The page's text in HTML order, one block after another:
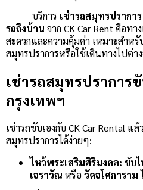
บริการ เช่ารถสมุทรปรากา
รถถึงบ้าน จาก CK Car Rent คือท
สะดวกและความคุ้มค่า เหมาะสำห
สมุทรปราการหรือใช้เดินทางไปต่า
เช่ารถสมุทรปราการ
กรุงเทพฯ
เช่ารถขับเองกับ CK Car Rental
สมุทรปราการได้ง่ายๆ:
ไหว้พระเสริมสิริมงคล: ขับไ
เอราวัณ หรือ วัดอโศการาม